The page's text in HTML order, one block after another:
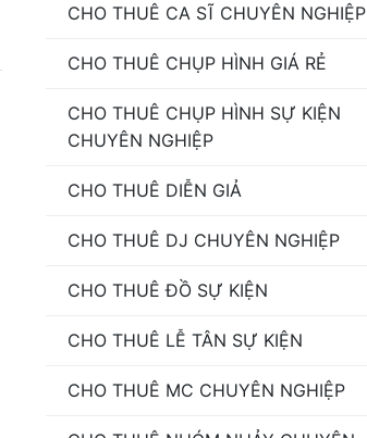
CHO THUÊ CA SĨ CHUYÊN NGHIỆP
CHO THUÊ CHỤP HÌNH GIÁ RẺ
CHO THUÊ CHỤP HÌNH SỰ KIỆN
CHUYÊN NGHIỆP
CHO THUÊ DIỄN GIẢ
CHO THUÊ DJ CHUYÊN NGHIỆP
CHO THUÊ ĐỒ SỰ KIỆN
CHO THUÊ LỄ TÂN SỰ KIỆN
CHO THUÊ MC CHUYÊN NGHIỆP